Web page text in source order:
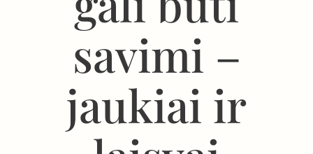
savimi –
jaukiai ir